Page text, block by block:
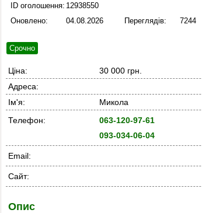
ID оголошення: 12938550
Оновлено:
04.08.2026 Переглядів: 7244
Срочно
Ціна:
30 000 грн.
Адреса:
Ім'я:
Микола
Телефон:
063-120-97-61
093-034-06-04
Email:
Сайт:
Опис